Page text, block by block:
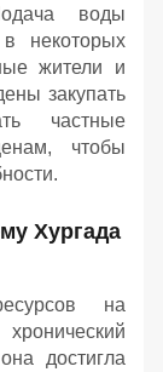
воды
некоторых
жители и
закупать
частные
чтобы
Хургада
на
достигла